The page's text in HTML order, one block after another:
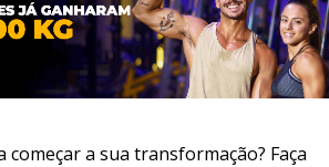
a sua transformação? Faça